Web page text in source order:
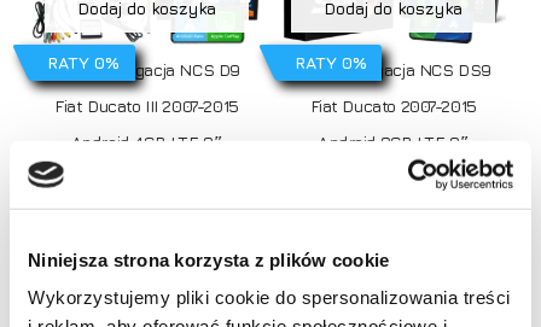
Niniejsza strona korzysta z plików cookie
Wykorzystujemy pliki cookie do spersonalizowania treści
RATY 0%
Dodaj do koszyka
Radio Nawigacja NCS D9
Fiat Ducato III 2007-2015
Android 4GB LTE 9″
RATY 0%
Dodaj do koszyka
Radio nawigacja NCS DS9
Fiat Ducato 2007-2015
Android 8GB LTE 9″
1790,00zł